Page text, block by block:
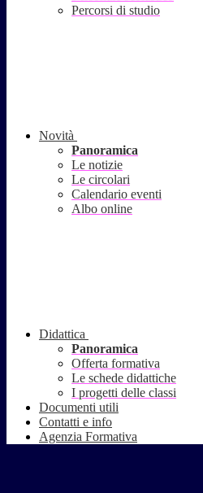
Percorsi di studio
Novità
Panoramica
Le notizie
Le circolari
Calendario eventi
Albo online
Didattica
Panoramica
Offerta formativa
Le schede didattiche
I progetti delle classi
Documenti utili
Contatti e info
Agenzia Formativa